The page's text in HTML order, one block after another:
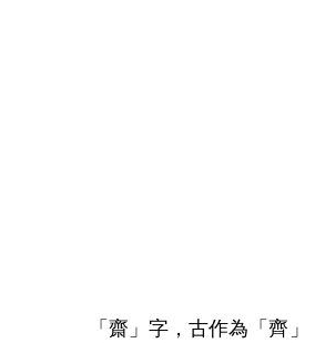
「齋」字，古作為「齊